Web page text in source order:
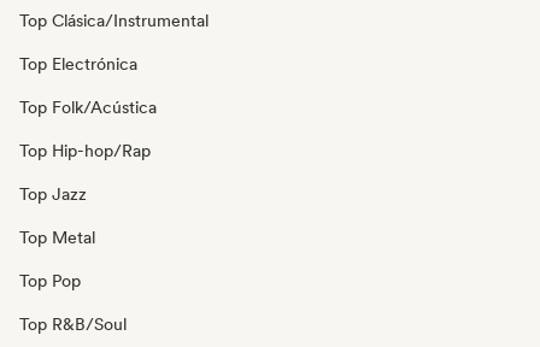
Top Clásica/Instrumental
Top Electrónica
Top Folk/Acústica
Top Hip-hop/Rap
Top Jazz
Top Metal
Top Pop
Top R&B/Soul